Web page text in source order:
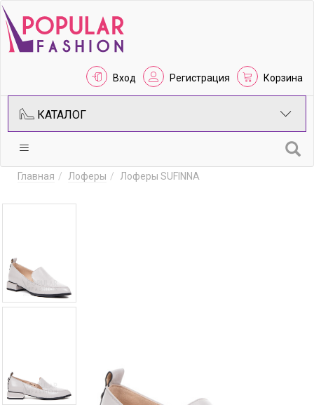
Вход Регистрация Корзина
КАТАЛОГ
Главная Лоферы Лоферы SUFINNA